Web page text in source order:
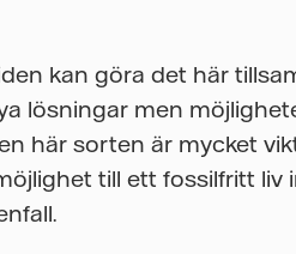
kan göra det här
lösningar men
här sorten är mycket
till ett fossilfritt liv